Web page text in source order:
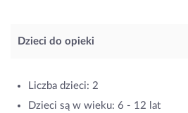
Dzieci do opieki
Liczba dzieci: 2
Dzieci są w wieku: 6 - 12 lat